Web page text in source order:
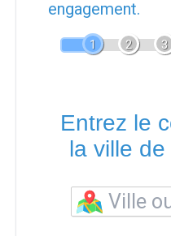
engagement.
1 2 3
Entrez le
la ville